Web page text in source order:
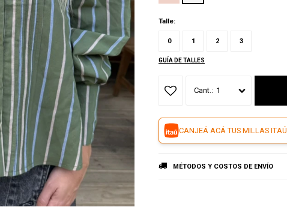
Talle:
0 1 2 3
GUÍA DE TALLES
1
CANJEÁ ACÁ TUS MILLAS ITAÚ
MÉTODOS Y COSTOS DE ENVÍO